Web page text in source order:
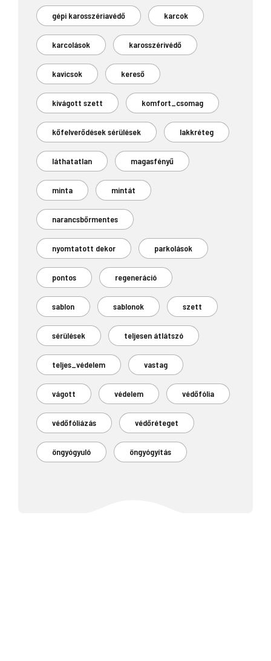
gépi karosszériavédő karcok
karcolások karosszérivédő
kavicsok kereső
kivágott szett komfort_csomag
kőfelverődések sérülések lakkréteg
láthatatlan magasfényű
minta mintát
narancsbőrmentes
nyomtatott dekor parkolások
pontos regeneráció
sablon sablonok szett
sérülések teljesen átlátszó
teljes_védelem vastag
vágott védelem védőfólia
védőfóliázás védőréteget
öngyógyuló öngyógyítás